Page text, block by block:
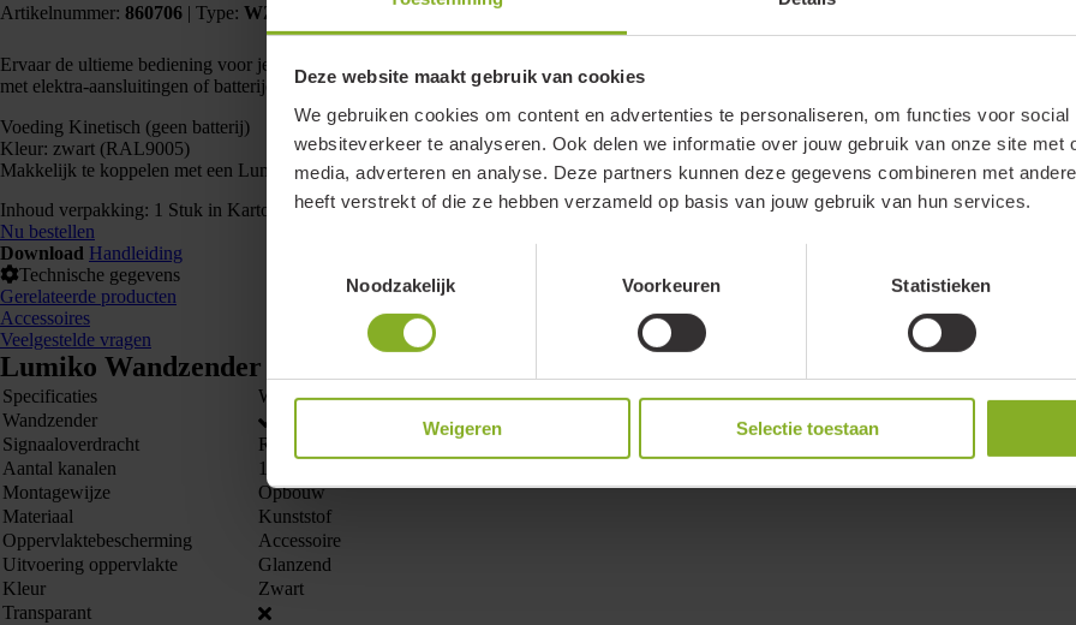
Deze website maakt gebruik van cookies
We gebruiken cookies om content en advertenties te personaliseren, om functies voor
websiteverkeer te analyseren. Ook delen we informatie over jouw gebruik van onze site met
media, adverteren en analyse. Deze partners kunnen deze gegevens combineren met
heeft verstrekt of die ze hebben verzameld op basis van jouw gebruik van hun services.
Noodzakelijk
Voorkeuren Statistieken
Weigeren Selectie toestaan
Artikelnummer: 860706 | Type: WZ-KIN-TW-ZW-LE 8716643076204
Ervaar de ultieme bediening voor je LED-verlichting met de Lumiko Easy draadloze Tunable White wandzender in het zwart! Verander
met elektra-aansluitingen of batterijen. Deze slimme schakelaar wekt zijn eigen energie op voor een naadloze bediening. En dankzij het
Voeding Kinetisch (geen batterij)
Kleur: zwart (RAL9005)
Makkelijk te koppelen met een Lumiko Easy mesh netwerk
Inhoud verpakking: 1 Stuk in Kartonnen doos
Nu bestellen
Download Handleiding
Technische gegevens
Gerelateerde producten
Accessoires
Veelgestelde vragen
Lumiko Wandzender kinetisch TW zwart Lumiko Easy | 860706
Specificaties
Waarde
Wandzender
Signaaloverdracht
Radiografisch
Aantal kanalen
1
Montagewijze
Opbouw
Materiaal
Kunststof
Oppervlaktebescherming
Accessoire
Uitvoering oppervlakte
Glanzend
Kleur
Zwart
Transparant